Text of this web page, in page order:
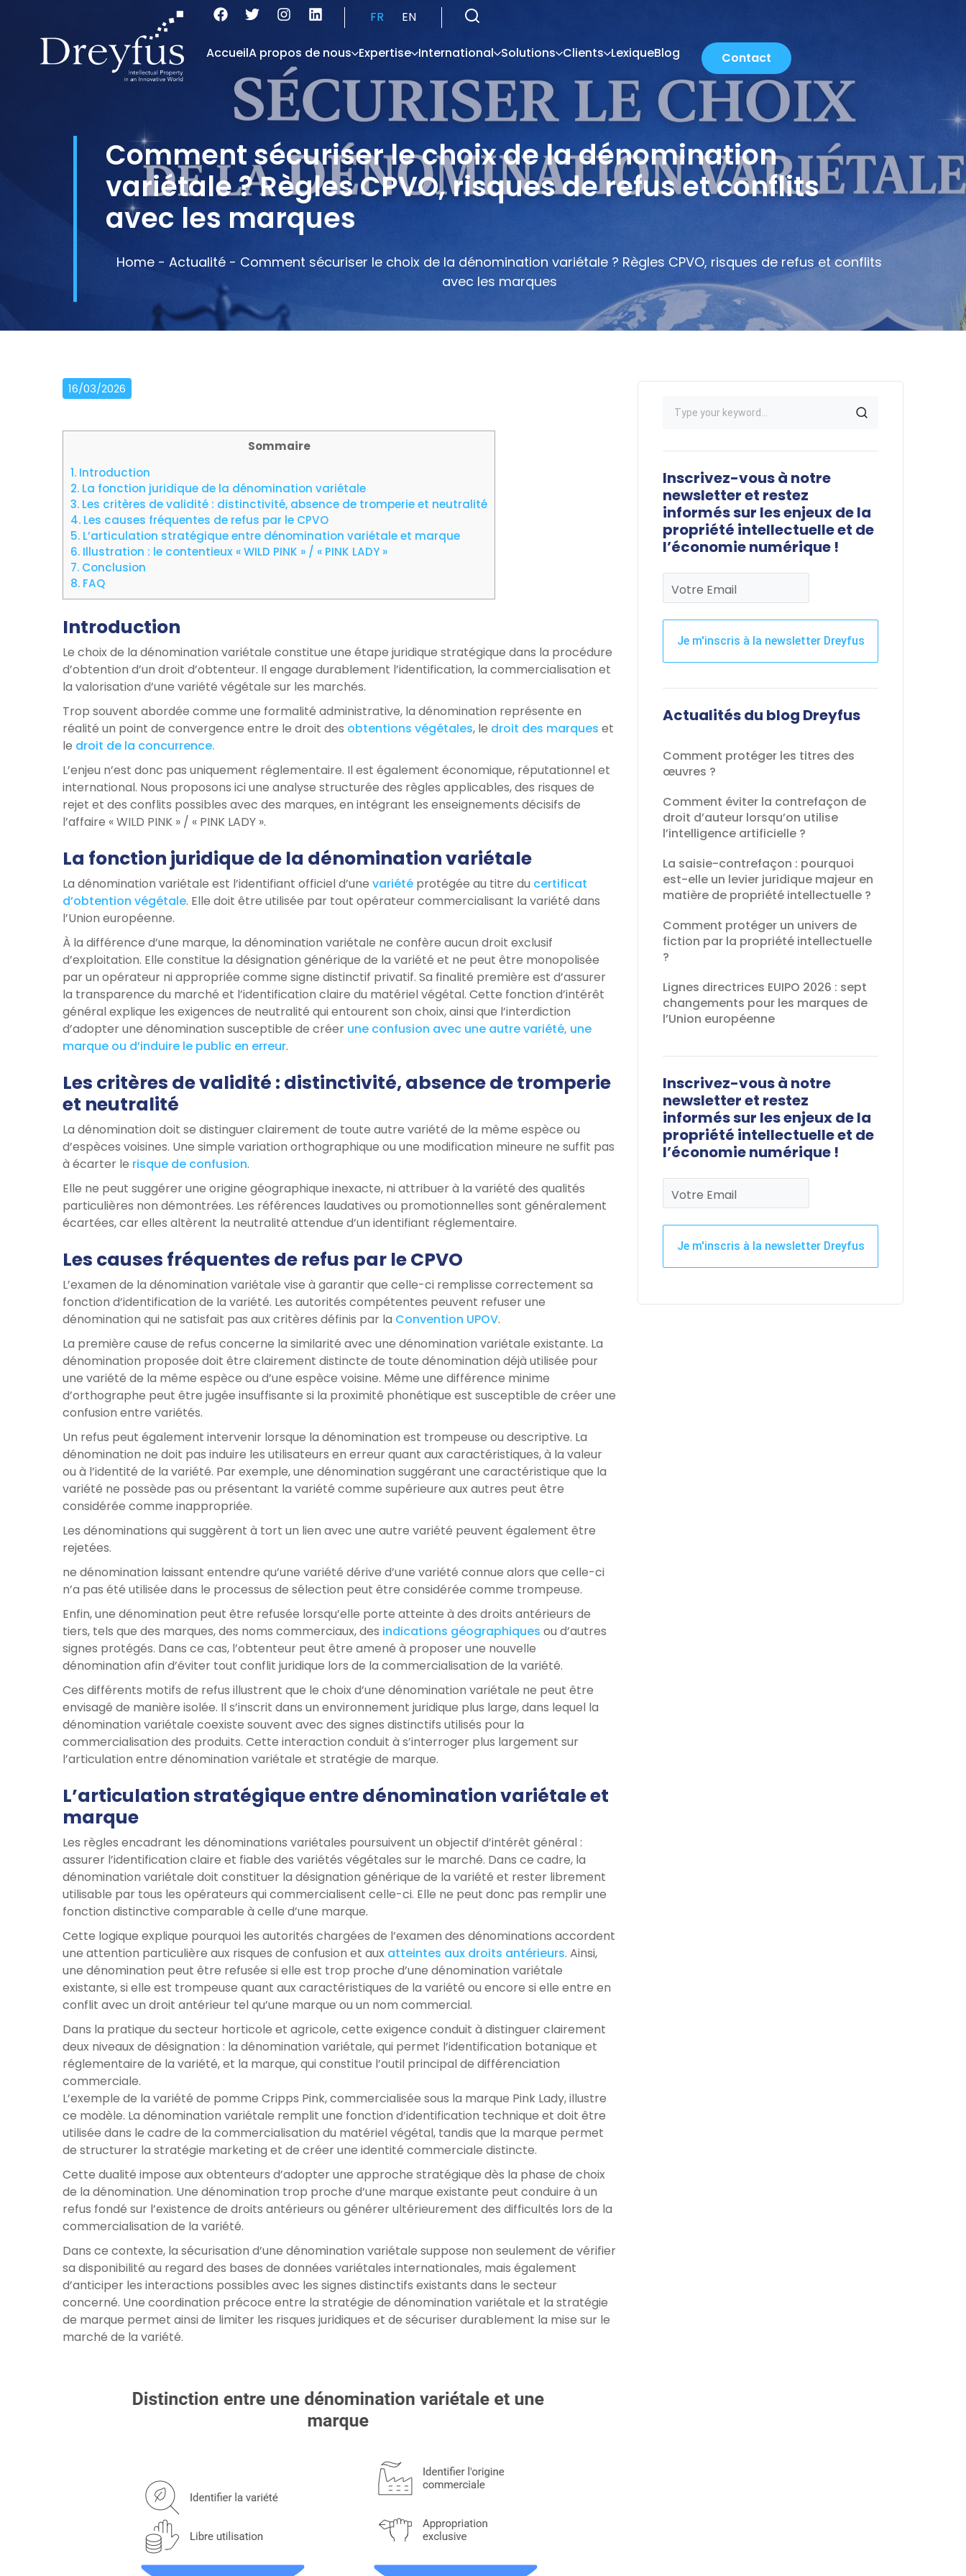
FR EN
AccueilA propos de nous Expertise International Solutions Clients LexiqueBlog Contact
Comment sécuriser le choix de la dénomination
variétale ? Règles CPVO, risques de refus et conflits
avec les marques
Home - Actualité - Comment sécuriser le choix de la dénomination variétale ? Règles CPVO, risques de refus et conflits
avec les marques
16/03/2026
Sommaire
1. Introduction
2. La fonction juridique de la dénomination variétale
3. Les critères de validité : distinctivité, absence de tromperie et neutralité
4. Les causes fréquentes de refus par le CPVO
5. L’articulation stratégique entre dénomination variétale et marque
6. Illustration : le contentieux « WILD PINK » / « PINK LADY »
7. Conclusion
8. FAQ
Introduction
Le choix de la dénomination variétale constitue une étape juridique stratégique dans la procédure
d’obtention d’un droit d’obtenteur. Il engage durablement l’identification, la commercialisation et
la valorisation d’une variété végétale sur les marchés.
Trop souvent abordée comme une formalité administrative, la dénomination représente en
réalité un point de convergence entre le droit des obtentions végétales, le droit des marques et
le droit de la concurrence.
L’enjeu n’est donc pas uniquement réglementaire. Il est également économique, réputationnel et
international. Nous proposons ici une analyse structurée des règles applicables, des risques de
rejet et des conflits possibles avec des marques, en intégrant les enseignements décisifs de
l’affaire « WILD PINK » / « PINK LADY ».
La fonction juridique de la dénomination variétale
La dénomination variétale est l’identifiant officiel d’une variété protégée au titre du certificat
d’obtention végétale. Elle doit être utilisée par tout opérateur commercialisant la variété dans
l’Union européenne.
À la différence d’une marque, la dénomination variétale ne confère aucun droit exclusif
d’exploitation. Elle constitue la désignation générique de la variété et ne peut être monopolisée
par un opérateur ni appropriée comme signe distinctif privatif. Sa finalité première est d’assurer
la transparence du marché et l’identification claire du matériel végétal. Cette fonction d’intérêt
général explique les exigences de neutralité qui entourent son choix, ainsi que l’interdiction
d’adopter une dénomination susceptible de créer une confusion avec une autre variété, une
marque ou d’induire le public en erreur.
Les critères de validité : distinctivité, absence de tromperie
et neutralité
La dénomination doit se distinguer clairement de toute autre variété de la même espèce ou
d’espèces voisines. Une simple variation orthographique ou une modification mineure ne suffit pas
à écarter le risque de confusion.
Elle ne peut suggérer une origine géographique inexacte, ni attribuer à la variété des qualités
particulières non démontrées. Les références laudatives ou promotionnelles sont généralement
écartées, car elles altèrent la neutralité attendue d’un identifiant réglementaire.
Les causes fréquentes de refus par le CPVO
L’examen de la dénomination variétale vise à garantir que celle-ci remplisse correctement sa
fonction d’identification de la variété. Les autorités compétentes peuvent refuser une
dénomination qui ne satisfait pas aux critères définis par la Convention UPOV.
La première cause de refus concerne la similarité avec une dénomination variétale existante. La
dénomination proposée doit être clairement distincte de toute dénomination déjà utilisée pour
une variété de la même espèce ou d’une espèce voisine. Même une différence minime
d’orthographe peut être jugée insuffisante si la proximité phonétique est susceptible de créer une
confusion entre variétés.
Un refus peut également intervenir lorsque la dénomination est trompeuse ou descriptive. La
dénomination ne doit pas induire les utilisateurs en erreur quant aux caractéristiques, à la valeur
ou à l’identité de la variété. Par exemple, une dénomination suggérant une caractéristique que la
variété ne possède pas ou présentant la variété comme supérieure aux autres peut être
considérée comme inappropriée.
Les dénominations qui suggèrent à tort un lien avec une autre variété peuvent également être
rejetées.
ne dénomination laissant entendre qu’une variété dérive d’une variété connue alors que celle-ci
n’a pas été utilisée dans le processus de sélection peut être considérée comme trompeuse.
Enfin, une dénomination peut être refusée lorsqu’elle porte atteinte à des droits antérieurs de
tiers, tels que des marques, des noms commerciaux, des indications géographiques ou d’autres
signes protégés. Dans ce cas, l’obtenteur peut être amené à proposer une nouvelle
dénomination afin d’éviter tout conflit juridique lors de la commercialisation de la variété.
Ces différents motifs de refus illustrent que le choix d’une dénomination variétale ne peut être
envisagé de manière isolée. Il s’inscrit dans un environnement juridique plus large, dans lequel la
dénomination variétale coexiste souvent avec des signes distinctifs utilisés pour la
commercialisation des produits. Cette interaction conduit à s’interroger plus largement sur
l’articulation entre dénomination variétale et stratégie de marque.
L’articulation stratégique entre dénomination variétale et
marque
Les règles encadrant les dénominations variétales poursuivent un objectif d’intérêt général :
assurer l’identification claire et fiable des variétés végétales sur le marché. Dans ce cadre, la
dénomination variétale doit constituer la désignation générique de la variété et rester librement
utilisable par tous les opérateurs qui commercialisent celle-ci. Elle ne peut donc pas remplir une
fonction distinctive comparable à celle d’une marque.
Cette logique explique pourquoi les autorités chargées de l’examen des dénominations accordent
une attention particulière aux risques de confusion et aux atteintes aux droits antérieurs. Ainsi,
une dénomination peut être refusée si elle est trop proche d’une dénomination variétale
existante, si elle est trompeuse quant aux caractéristiques de la variété ou encore si elle entre en
conflit avec un droit antérieur tel qu’une marque ou un nom commercial.
Dans la pratique du secteur horticole et agricole, cette exigence conduit à distinguer clairement
deux niveaux de désignation : la dénomination variétale, qui permet l’identification botanique et
réglementaire de la variété, et la marque, qui constitue l’outil principal de différenciation
commerciale.
L’exemple de la variété de pomme Cripps Pink, commercialisée sous la marque Pink Lady, illustre
ce modèle. La dénomination variétale remplit une fonction d’identification technique et doit être
utilisée dans le cadre de la commercialisation du matériel végétal, tandis que la marque permet
de structurer la stratégie marketing et de créer une identité commerciale distincte.
Cette dualité impose aux obtenteurs d’adopter une approche stratégique dès la phase de choix
de la dénomination. Une dénomination trop proche d’une marque existante peut conduire à un
refus fondé sur l’existence de droits antérieurs ou générer ultérieurement des difficultés lors de la
commercialisation de la variété.
Dans ce contexte, la sécurisation d’une dénomination variétale suppose non seulement de vérifier
sa disponibilité au regard des bases de données variétales internationales, mais également
d’anticiper les interactions possibles avec les signes distinctifs existants dans le secteur
concerné. Une coordination précoce entre la stratégie de dénomination variétale et la stratégie
de marque permet ainsi de limiter les risques juridiques et de sécuriser durablement la mise sur le
marché de la variété.
Inscrivez-vous à notre
newsletter et restez
informés sur les enjeux de la
propriété intellectuelle et de
l’économie numérique !
Votre Email
Je m'inscris à la newsletter Dreyfus
champ
devrait
vide
Actualités du blog Dreyfus
Comment protéger les titres des
œuvres ?
Comment éviter la contrefaçon de
droit d’auteur lorsqu’on utilise
l’intelligence artificielle ?
La saisie-contrefaçon : pourquoi
est-elle un levier juridique majeur en
matière de propriété intellectuelle ?
Comment protéger un univers de
fiction par la propriété intellectuelle
?
Lignes directrices EUIPO 2026 : sept
changements pour les marques de
l’Union européenne
Inscrivez-vous à notre
newsletter et restez
informés sur les enjeux de la
propriété intellectuelle et de
l’économie numérique !
Votre Email
Je m'inscris à la newsletter Dreyfus